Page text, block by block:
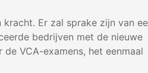
Er zal sprake zijn van
bedrijven met de nieuwe
VCA-examens, het eenmaal